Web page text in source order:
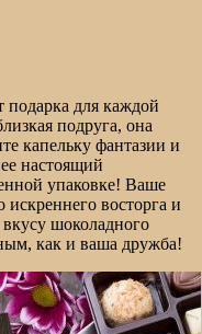
для каждой
подруга, она
капельку фантазии и
настоящий
упаковке! Ваше
искреннего восторга и
вкусу шоколадного
как и ваша дружба!